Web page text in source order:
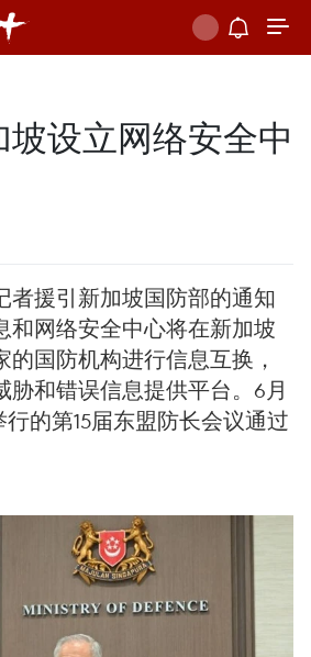
设立网络安全中
者援引新加坡国防部的通知
和网络安全中心将在新加坡
的国防机构进行信息互换，
胁和错误信息提供平台。6月
行的第15届东盟防长会议通过